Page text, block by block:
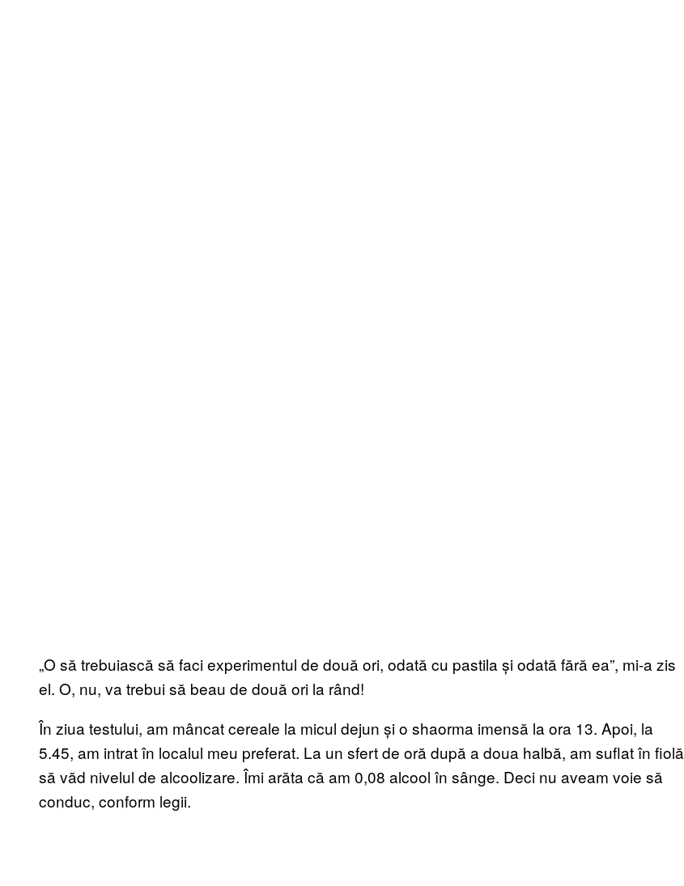
„O să trebuiască să faci experimentul de două ori, odată cu pastila și odată fără ea”, mi-a zis
el. O, nu, va trebui să beau de două ori la rând!
În ziua testului, am mâncat cereale la micul dejun și o shaorma imensă la ora 13. Apoi, la
5.45, am intrat în localul meu preferat. La un sfert de oră după a doua halbă, am suflat în fiolă
să văd nivelul de alcoolizare. Îmi arăta că am 0,08 alcool în sânge. Deci nu aveam voie să
conduc, conform legii.